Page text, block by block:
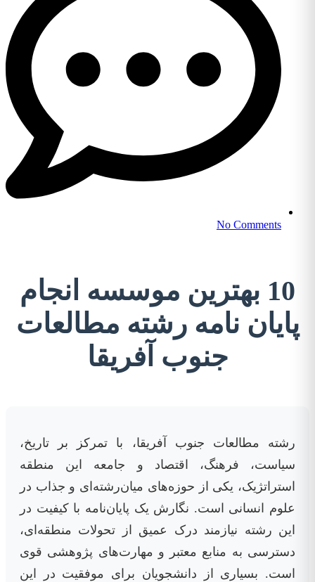
No Comments
10 بهترین موسسه انجام
پایان نامه رشته مطالعات
جنوب آفریقا
رشته مطالعات جنوب آفریقا، با تمرکز بر تاریخ،
سیاست، فرهنگ، اقتصاد و جامعه این منطقه
استراتژیک، یکی از حوزه‌های میان‌رشته‌ای و جذاب در
علوم انسانی است. نگارش یک پایان‌نامه با کیفیت در
این رشته نیازمند درک عمیق از تحولات منطقه‌ای،
دسترسی به منابع معتبر و مهارت‌های پژوهشی قوی
است. بسیاری از دانشجویان برای موفقیت در این